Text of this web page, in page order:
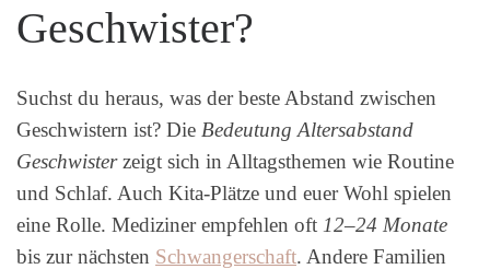
Geschwister?
Suchst du heraus, was der beste Abstand zwischen
Geschwistern ist? Die Bedeutung Altersabstand
Geschwisterzeigt sich in Alltagsthemen wie Routine
und Schlaf. Auch Kita-Plätze und euer Wohl spielen
eine Rolle. Mediziner empfehlen oft 12–24 Monate
bis zur nächsten Schwangerschaft. Andere Familien